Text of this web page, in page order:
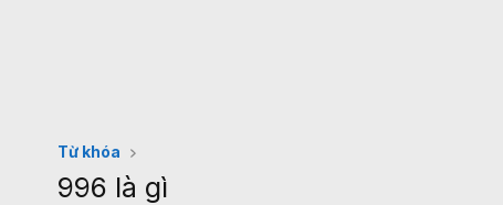
Từ khóa
996 là gì